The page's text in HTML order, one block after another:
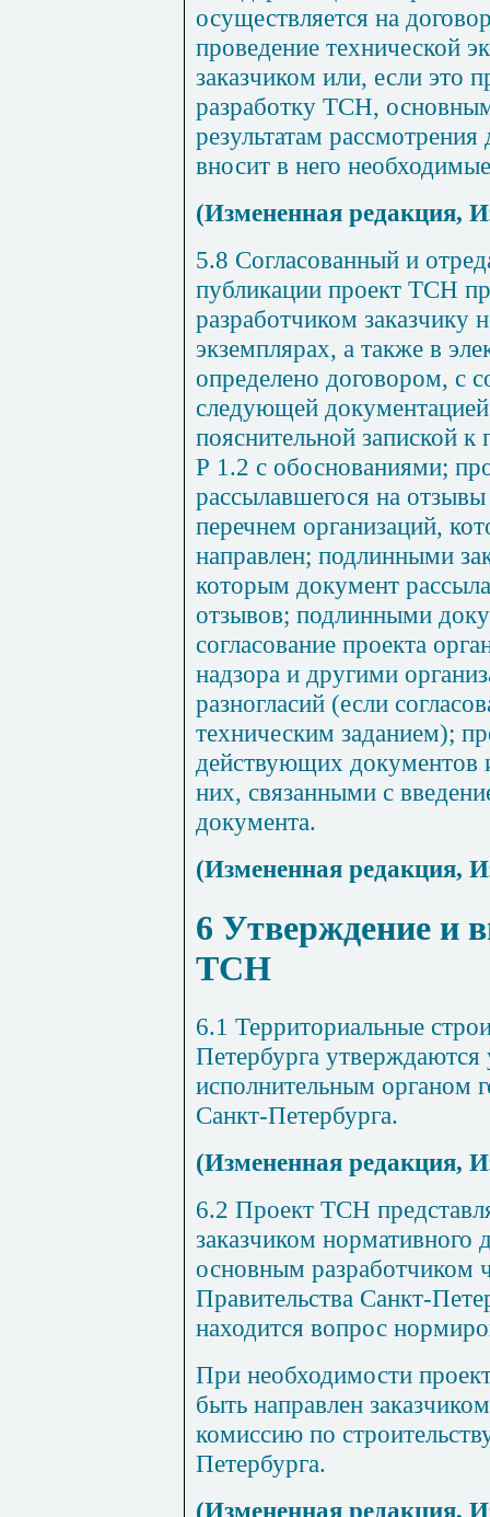
осуществляется на
проведение технической
заказчиком или, если это
разработку ТСН,
результатам
вносит в него
(Измененная редакция,
5.8 Согласованный и
публикации проект ТСН
разработчиком заказчику
экземплярах, а также в
определено договором, с
следующей
пояснительной запиской
Р 1.2 с обоснованиями;
рассылавшегося на
перечнем организаций,
направлен; подлинными
которым документ
отзывов; подлинными
согласование проекта
надзора и другими
разногласий (если
техническим заданием);
действующих документов
них, связанными с
документа.
(Измененная редакция,
6 Утверждение и
ТСН
6.1 Территориальные
Петербурга утверждаются
исполнительным органом
Санкт-Петербурга.
(Измененная редакция,
6.2 Проект ТСН
заказчиком нормативного
основным разработчиком
Правительства Санкт-
находится вопрос
При необходимости
быть направлен
комиссию по
Петербурга.
(Измененная редакция,